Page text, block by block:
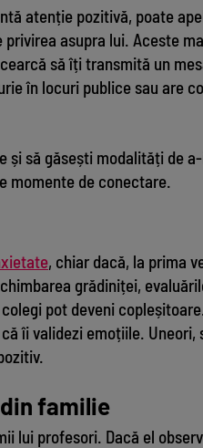
atenție pozitivă, poate
asupra lui. Aceste
să îți transmită un
în locuri publice sau are
și să găsești modalități de
momente de conectare.
, chiar dacă, la prima
grădiniței,
pot deveni
îi validezi emoțiile.
familie
lui profesori. Dacă el